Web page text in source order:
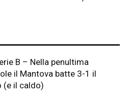
B – Nella penultima
il Mantova batte 3-1 il
(e il caldo)